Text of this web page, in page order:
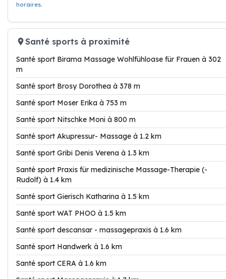
horaires.
Santé sports à proximité
Santé sport Birama Massage Wohlfühloase für Frauen à 302
m
Santé sport Brosy Dorothea à 378 m
Santé sport Moser Erika à 753 m
Santé sport Nitschke Moni à 800 m
Santé sport Akupressur- Massage à 1.2 km
Santé sport Gribi Denis Verena à 1.3 km
Santé sport Praxis für medizinische Massage-Therapie (-
Rudolf) à 1.4 km
Santé sport Gierisch Katharina à 1.5 km
Santé sport WAT PHOO à 1.5 km
Santé sport descansar - massagepraxis à 1.6 km
Santé sport Handwerk à 1.6 km
Santé sport CERA à 1.6 km